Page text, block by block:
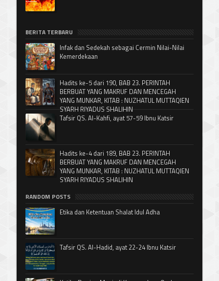
BERITA TERBARU
Infak dan Sedekah sebagai Cermin Nilai-Nilai
Kemerdekaan
Hadits ke-5 dari 190, BAB 23. PERINTAH
BERBUAT YANG MAKRUF DAN MENCEGAH
YANG MUNKAR, KITAB : NUZHATUL MUTTAQIEN
SYARH RIYADUS SHALIHIN
Tafsir QS. Al-Kahfi, ayat 57-59 Ibnu Katsir
Hadits ke-4 dari 189, BAB 23. PERINTAH
BERBUAT YANG MAKRUF DAN MENCEGAH
YANG MUNKAR, KITAB : NUZHATUL MUTTAQIEN
SYARH RIYADUS SHALIHIN
RANDOM POSTS
Etika dan Ketentuan Shalat Idul Adha
Tafsir QS. Al-Hadid, ayat 22-24 Ibnu Katsir